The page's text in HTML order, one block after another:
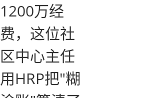
1200万经
费，这位社
区中心主任
用HRP把"糊